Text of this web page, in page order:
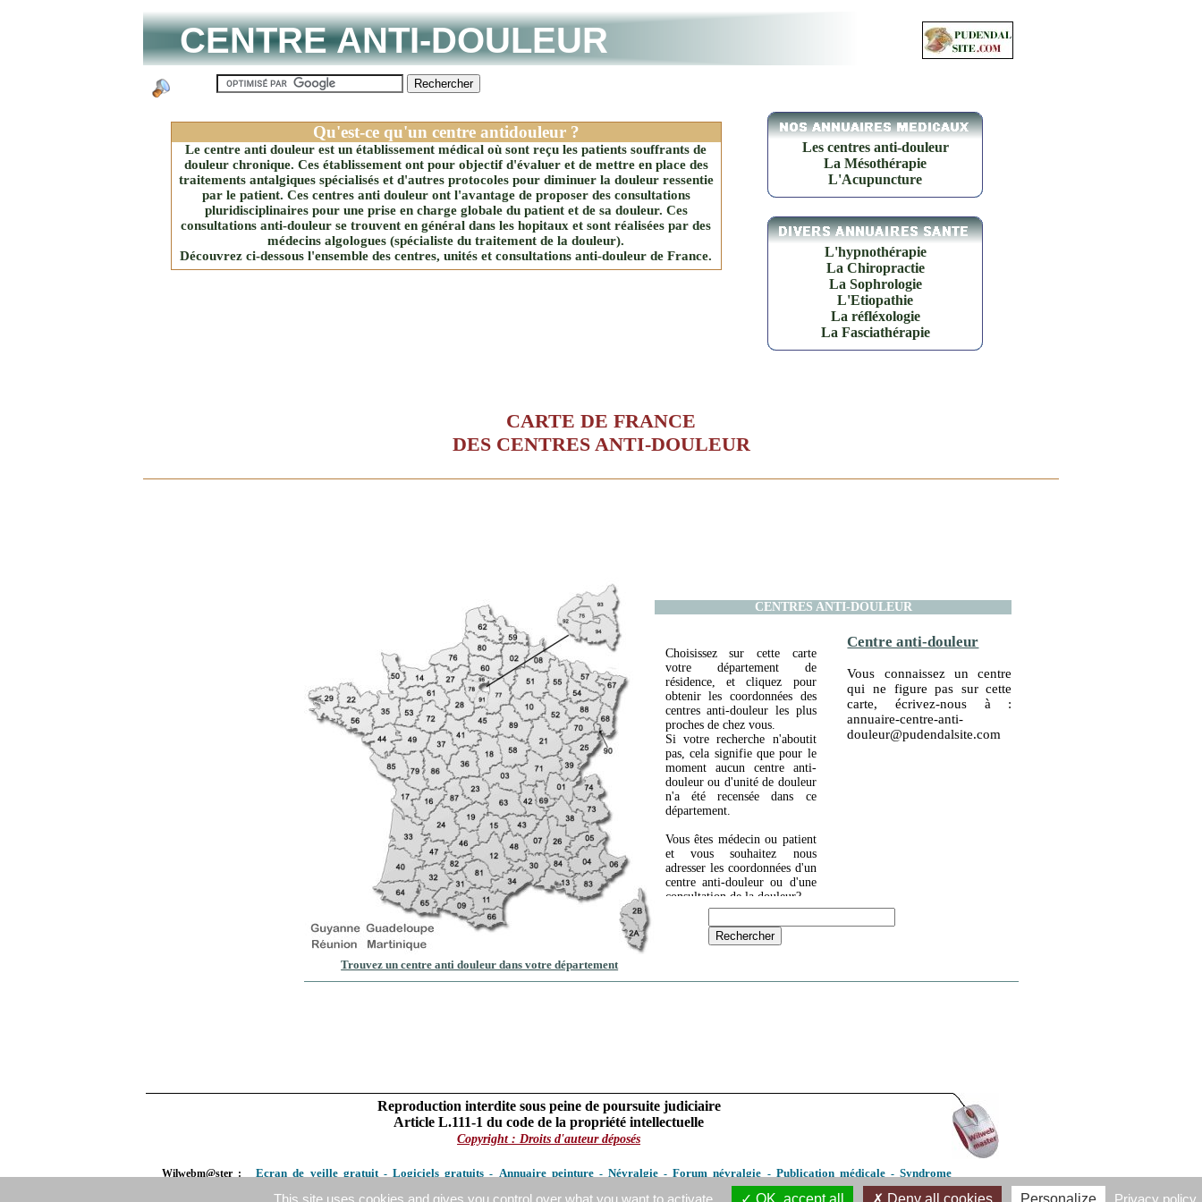
CENTRE ANTI-DOULEUR
Qu'est-ce qu'un centre antidouleur ?
Le centre anti douleur est un établissement médical où sont reçu les patients souffrants de
douleur chronique. Ces établissement ont pour objectif d'évaluer et de mettre en place des
traitements antalgiques spécialisés et d'autres protocoles pour diminuer la douleur ressentie
par le patient. Ces centres anti douleur ont l'avantage de proposer des consultations
pluridisciplinaires pour une prise en charge globale du patient et de sa douleur. Ces
consultations anti-douleur se trouvent en général dans les hopitaux et sont réalisées par des
médecins algologues (spécialiste du traitement de la douleur).
Découvrez ci-dessous l'ensemble des centres, unités et consultations anti-douleur de France.
Les centres anti-douleur
La Mésothérapie
L'Acupuncture
L'hypnothérapie
La Chiropractie
La Sophrologie
L'Etiopathie
La réfléxologie
La Fasciathérapie
CARTE DE FRANCE
DES CENTRES ANTI-DOULEUR
Trouvez un centre anti douleur dans votre département
CENTRES ANTI-DOULEUR
Choisissez sur cette carte
votre département de
résidence, et cliquez pour
obtenir les coordonnées des
centres anti-douleur les plus
proches de chez vous.
Si votre recherche n'aboutit
pas, cela signifie que pour le
moment aucun centre anti-
douleur ou d'unité de douleur
n'a été recensée dans ce
département.
Vous êtes médecin ou patient
et vous souhaitez nous
adresser les coordonnées d'un
centre anti-douleur ou d'une
consultation de la douleur?
Centre anti-douleur
Vous connaissez un centre
qui ne figure pas sur cette
carte, écrivez-nous à :
annuaire-centre-anti-
douleur@pudendalsite.com
Reproduction interdite sous peine de poursuite judiciaire
Article L.111-1 du code de la propriété intellectuelle
Copyright : Droits d'auteur déposés
Wilwebm@ster : Ecran de veille gratuit-Logiciels gratuits - Annuaire peinture- Névralgie-Forum névralgie - Publication médicale-Syndrome
-Sophrologue-Fasciathérapie-Etiopathie-
This site uses cookies and gives you control over what you want to activate OK, accept all Deny all cookies Personalize Privacy policy